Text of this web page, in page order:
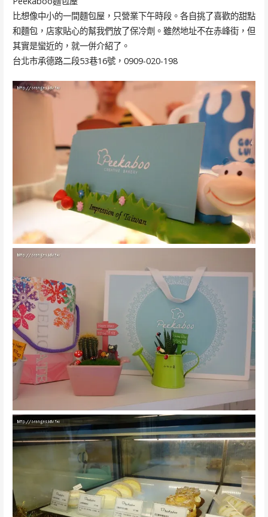
比想像中小的一間麵包屋，只營業下午時段。各自挑了喜歡的甜點
和麵包，店家貼心的幫我們放了保冷劑。雖然地址不在赤峰街，但
其實是蠻近的，就一併介紹了。
台北市承德路二段53巷16號，0909-020-198